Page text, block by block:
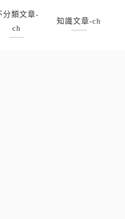
分類文章-
ch
知識文章-ch